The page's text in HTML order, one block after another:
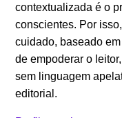
contextualizada é o
conscientes. Por
cuidado, baseado
de empoderar o
sem linguagem
editorial.